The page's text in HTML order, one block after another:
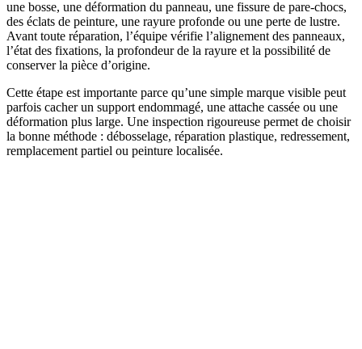
une bosse, une déformation du panneau, une fissure de pare-chocs,
des éclats de peinture, une rayure profonde ou une perte de lustre.
Avant toute réparation, l’équipe vérifie l’alignement des panneaux,
l’état des fixations, la profondeur de la rayure et la possibilité de
conserver la pièce d’origine.
Cette étape est importante parce qu’une simple marque visible peut
parfois cacher un support endommagé, une attache cassée ou une
déformation plus large. Une inspection rigoureuse permet de choisir
la bonne méthode : débosselage, réparation plastique, redressement,
remplacement partiel ou peinture localisée.